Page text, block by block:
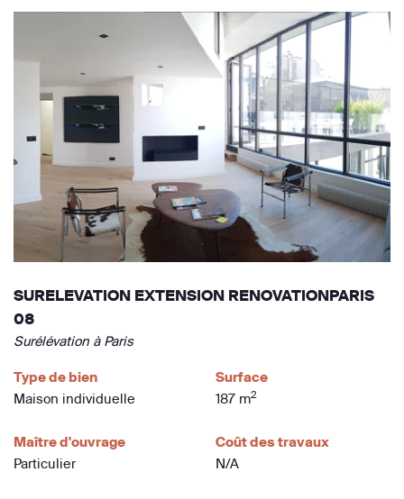
SURELEVATION EXTENSION RENOVATIONPARIS
08
Surélévation à Paris
Type de bien
Maison individuelle
Surface
187 m2
Maître d'ouvrage
Particulier
Coût des travaux
N/A